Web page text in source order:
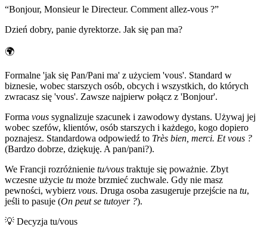
“Bonjour, Monsieur le Directeur. Comment allez-vous ?”
Dzień dobry, panie dyrektorze. Jak się pan ma?
🌍
Formalne 'jak się Pan/Pani ma' z użyciem 'vous'. Standard w
biznesie, wobec starszych osób, obcych i wszystkich, do których
zwracasz się 'vous'. Zawsze najpierw połącz z 'Bonjour'.
Forma vous sygnalizuje szacunek i zawodowy dystans. Używaj jej
wobec szefów, klientów, osób starszych i każdego, kogo dopiero
poznajesz. Standardowa odpowiedź to Très bien, merci. Et vous ?
(Bardzo dobrze, dziękuję. A pan/pani?).
We Francji rozróżnienie tu/vous traktuje się poważnie. Zbyt
wczesne użycie tu może brzmieć zuchwale. Gdy nie masz
pewności, wybierz vous. Druga osoba zasugeruje przejście na tu,
jeśli to pasuje (On peut se tutoyer ?).
💡 Decyzja tu/vous